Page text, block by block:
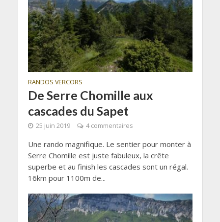
RANDOS VERCORS
De Serre Chomille aux
cascades du Sapet
25 juin 2019 4 commentaires
Une rando magnifique. Le sentier pour monter à
Serre Chomille est juste fabuleux, la crête
superbe et au finish les cascades sont un régal.
16km pour 1100m de...